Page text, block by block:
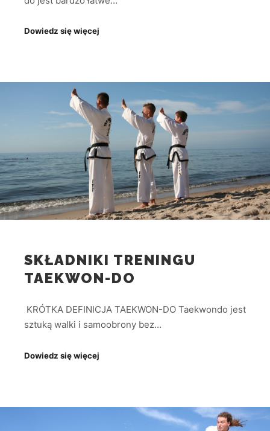
Dowiedz się więcej
SKŁADNIKI TRENINGU
TAEKWON-DO
KRÓTKA DEFINICJA TAEKWON-DO Taekwondo jest
sztuką walki i samoobrony bez…
Dowiedz się więcej